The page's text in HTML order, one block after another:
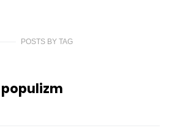
POSTS BYTAG
populizm